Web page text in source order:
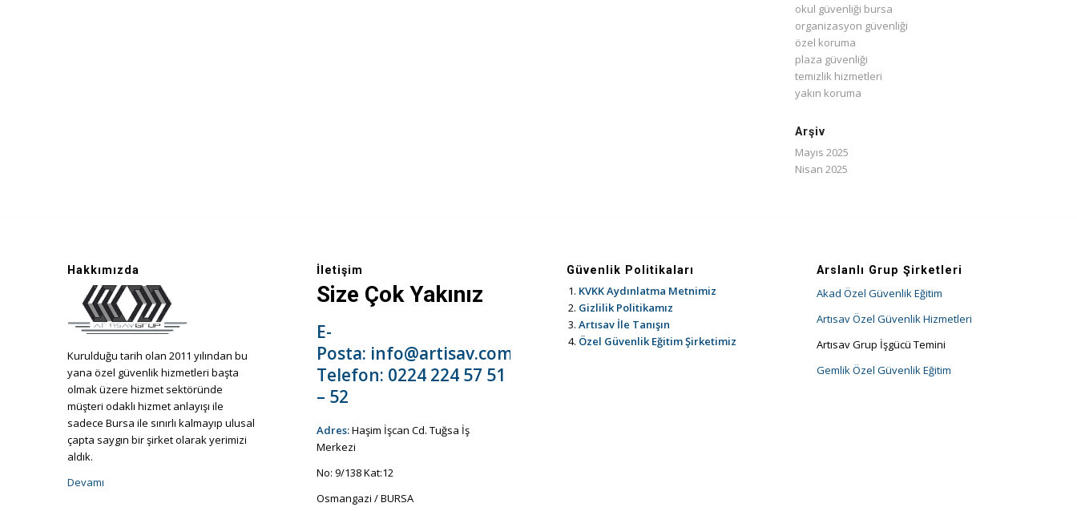
okul güvenliği bursa
organizasyon güvenliği
özel koruma
plaza güvenliği
temizlik hizmetleri
yakın koruma
Arşiv
Mayıs 2025
Nisan 2025
Hakkımızda
Kurulduğu tarih olan 2011 yılından bu
yana özel güvenlik hizmetleri başta
olmak üzere hizmet sektöründe
müşteri odaklı hizmet anlayışı ile
sadece Bursa ile sınırlı kalmayıp ulusal
çapta saygın bir şirket olarak yerimizi
aldık.
Devamı
İletişim
Size Çok Yakınız
E-
Posta: info@artisav.com.tr
Telefon: 0224 224 57 51
– 52
Adres:Haşim İşcan Cd. Tuğsa İş
Merkezi
No: 9/138 Kat:12
Osmangazi / BURSA
Güvenlik Politikaları
KVKK Aydınlatma Metnimiz
Gizlilik Politikamız
Artısav İle Tanışın
Özel Güvenlik Eğitim Şirketimiz
Arslanlı Grup Şirketleri
Akad Özel Güvenlik Eğitim
Artısav Özel Güvenlik Hizmetleri
Artısav Grup İşgücü Temini
Gemlik Özel Güvenlik Eğitim